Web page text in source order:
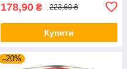
178,90 ₴ 223,60 ₴
Купити
–20%